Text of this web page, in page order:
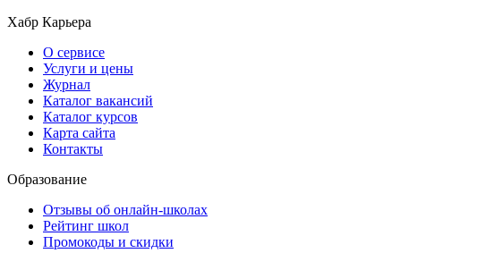
Хабр Карьера
О сервисе
Услуги и цены
Журнал
Каталог вакансий
Каталог курсов
Карта сайта
Контакты
Образование
Отзывы об онлайн-школах
Рейтинг школ
Промокоды и скидки